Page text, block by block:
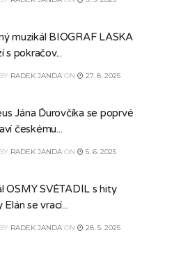
muzikál BIOGRAF LÁSKA
s pokračov...
BY RADEK JANDA ON 27. 8. 2025
Jána Ďurovčíka se poprvé
českému...
BY RADEK JANDA ON 5. 6. 2025
OSMÝ SVĚTADÍL s hity
Elán se vrací...
BY RADEK JANDA ON 28. 5. 2025